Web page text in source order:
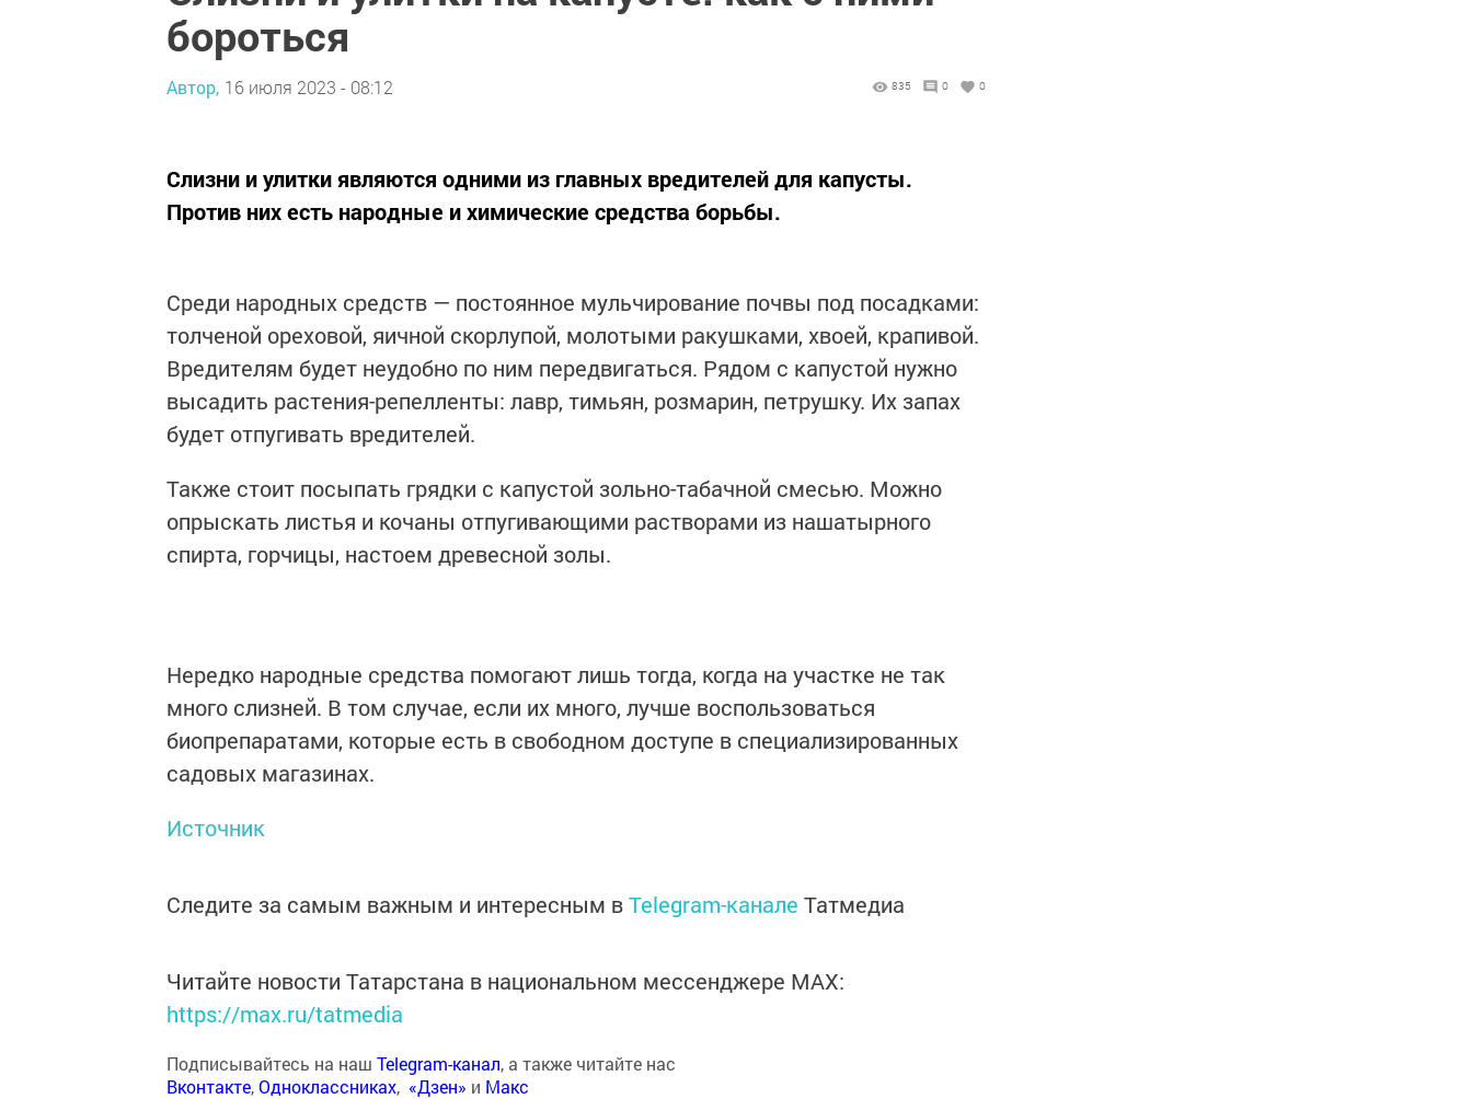
бороться
Автор, 16 июля 2023 - 08:12 835 0 0
Слизни и улитки являются одними из главных вредителей для капусты.
Против них есть народные и химические средства борьбы.
Среди народных средств — постоянное мульчирование почвы под посадками:
толченой ореховой, яичной скорлупой, молотыми ракушками, хвоей, крапивой.
Вредителям будет неудобно по ним передвигаться. Рядом с капустой нужно
высадить растения-репелленты: лавр, тимьян, розмарин, петрушку. Их запах
будет отпугивать вредителей.
Также стоит посыпать грядки с капустой зольно-табачной смесью. Можно
опрыскать листья и кочаны отпугивающими растворами из нашатырного
спирта, горчицы, настоем древесной золы.
Нередко народные средства помогают лишь тогда, когда на участке не так
много слизней. В том случае, если их много, лучше воспользоваться
биопрепаратами, которые есть в свободном доступе в специализированных
садовых магазинах.
Источник
Следите за самым важным и интересным вTelegram-канале Татмедиа
Читайте новости Татарстана в национальном мессенджере MАХ:
https://max.ru/tatmedia
Подписывайтесь на наш Telegram-канал, а также читайте нас
Вконтакте,Одноклассниках, «Дзен» и Макс